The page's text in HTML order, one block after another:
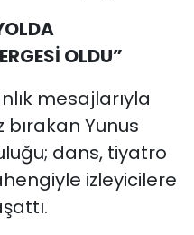
OLDU”
mesajlarıyla
bırakan Yunus
dans, tiyatro
izleyicilere